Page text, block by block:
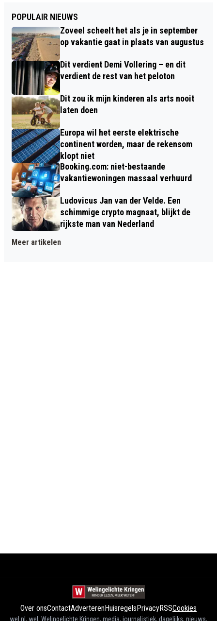
POPULAIR NIEUWS
Zoveel scheelt het als je in september
op vakantie gaat in plaats van augustus
Dit verdient Demi Vollering – en dit
verdient de rest van het peloton
Dit zou ik mijn kinderen als arts nooit
laten doen
Europa wil het eerste elektrische
continent worden, maar de rekensom
klopt niet
Booking.com: niet-bestaande
vakantiewoningen massaal verhuurd
Ludovicus Jan van der Velde. Een
schimmige crypto magnaat, blijkt de
rijkste man van Nederland
Meer artikelen
Over onsContactAdverterenHuisregelsPrivacyRSSCookies
wel.nl, wel, Welingelichte Kringen, media, journalistiek, dagelijks, nieuws,